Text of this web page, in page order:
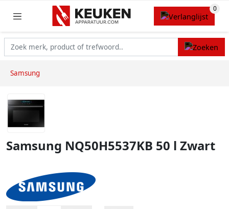
Samsung
Samsung NQ50H5537KB 50 l Zwart